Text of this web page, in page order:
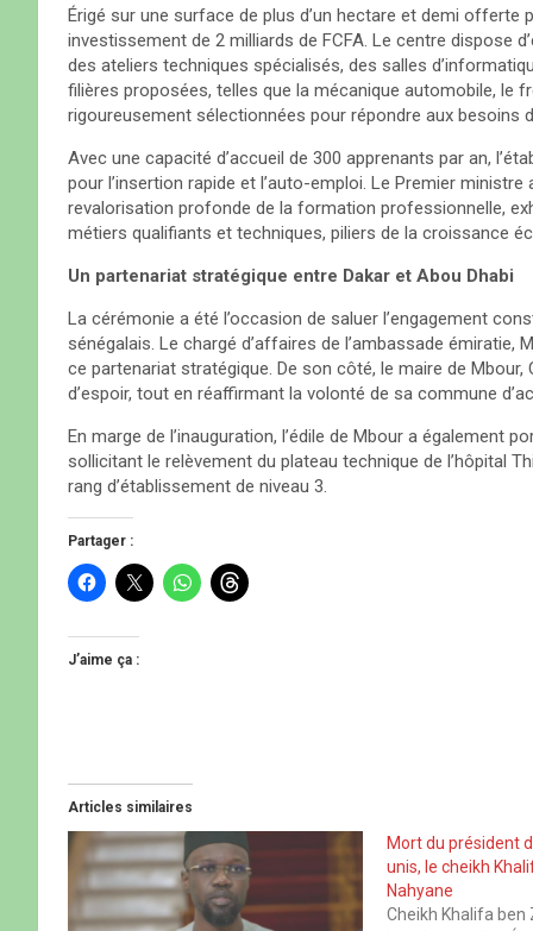
Érigé sur une surface de plus d’un hectare et demi
investissement de 2 milliards de FCFA. Le centre dispose
des ateliers techniques spécialisés, des salles
filières proposées, telles que la mécanique automobile, le
rigoureusement sélectionnées pour répondre aux besoins
Avec une capacité d’accueil de 300 apprenants par an,
pour l’insertion rapide et l’auto-emploi. Le Premier
revalorisation profonde de la formation professionnelle,
métiers qualifiants et techniques, piliers de la croissance
Un partenariat stratégique entre Dakar et Abou Dhabi
La cérémonie a été l’occasion de saluer l’engagement
sénégalais. Le chargé d’affaires de l’ambassade
ce partenariat stratégique. De son côté, le maire de
d’espoir, tout en réaffirmant la volonté de sa commune
En marge de l’inauguration, l’édile de Mbour a également
sollicitant le relèvement du plateau technique de l’hôpital
rang d’établissement de niveau 3.
Partager :
C
l
u
e
z
r
t
a
g
e
r
s
u
r
F
C
l
r
a
g
e
r
s
u
r
X
C
l
g
e
r
s
r
W
C
l
g
e
r
s
u
r
T
J’aime ça :
Articles similaires
Mort du président
unis, le cheikh
Nahyane
Cheikh Khalifa ben